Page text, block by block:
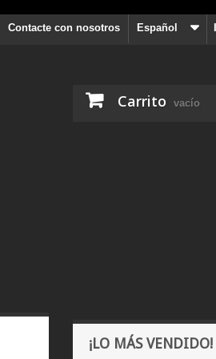
Español
Contacte con nosotros
Carrito vacío
¡LO MÁS VENDIDO!